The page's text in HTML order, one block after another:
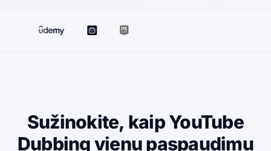
Sužinokite, kaip YouTube
Dubbing vienu paspaudimu